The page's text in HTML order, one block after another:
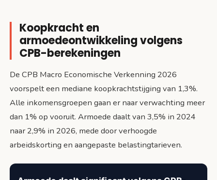
Koopkracht en
armoedeontwikkeling volgens
CPB-berekeningen
De CPB Macro Economische Verkenning 2026
voorspelt een mediane koopkrachtstijging van 1,3%.
Alle inkomensgroepen gaan er naar verwachting meer
dan 1% op vooruit. Armoede daalt van 3,5% in 2024
naar 2,9% in 2026, mede door verhoogde
arbeidskorting en aangepaste belastingtarieven.